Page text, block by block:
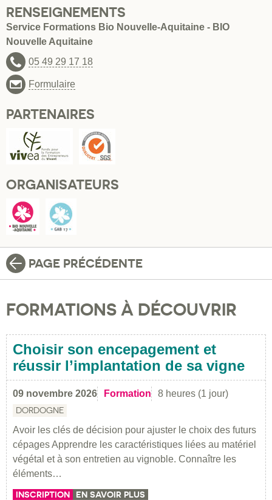
RENSEIGNEMENTS
Service Formations Bio Nouvelle-Aquitaine - BIO
Nouvelle Aquitaine
05 49 29 17 18
Formulaire
PARTENAIRES
ORGANISATEURS
PAGE PRÉCÉDENTE
FORMATIONS À DÉCOUVRIR
Choisir son encepagement et
réussir l’implantation de sa vigne
09 novembre 2026 Formation 8 heures (1 jour)
DORDOGNE
Avoir les clés de décision pour ajuster le choix des futurs
cépages Apprendre les caractéristiques liées au matériel
végétal et à son entretien au vignoble. Connaître les
éléments…
INSCRIPTION EN SAVOIR PLUS